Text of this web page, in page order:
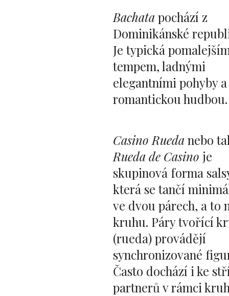
Bachatapochází z
Dominikánské
Je typická
tempem, ladnými
elegantními pohyby a
romantickou hudbou.
Casino Ruedanebo
Rueda de Casino je
skupinová forma
která se tančí
ve dvou párech, a to
kruhu. Páry tvořící
(rueda) provádějí
synchronizované
Často dochází i ke
partnerů v rámci